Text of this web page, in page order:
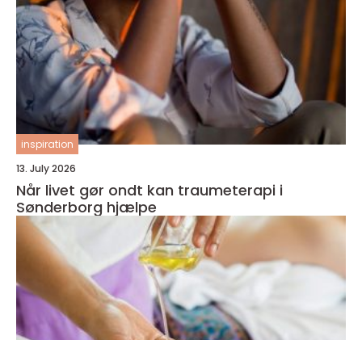
inspiration
13. July 2026
Når livet gør ondt kan traumeterapi i
Sønderborg hjælpe